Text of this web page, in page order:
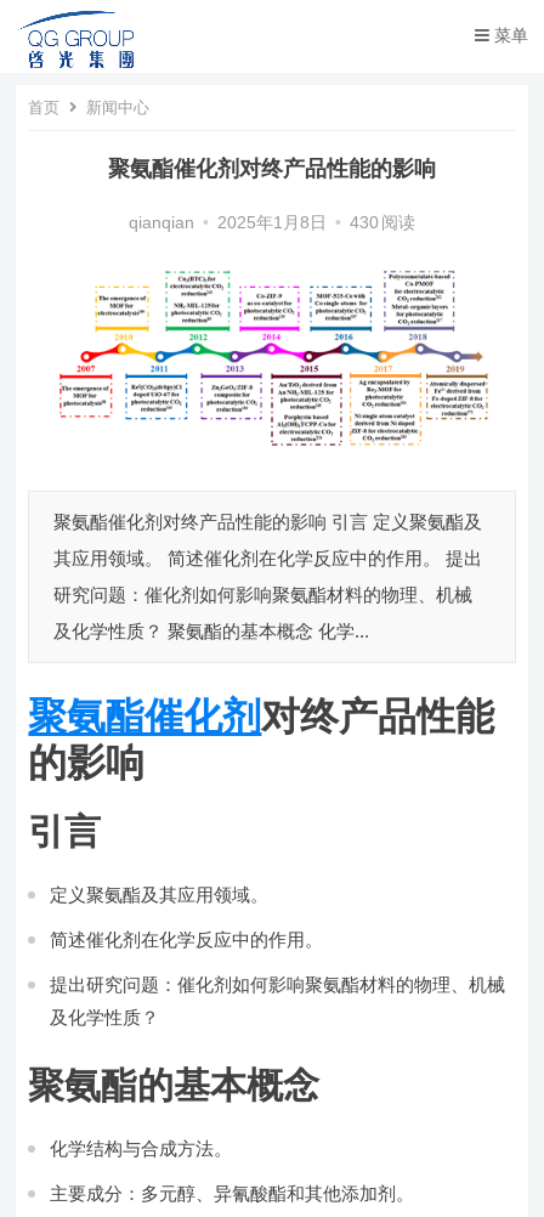
菜单
首页 新闻中心
聚氨酯催化剂对终产品性能的影响
qianqian • 2025年1月8日 • 430 阅读
聚氨酯催化剂对终产品性能的影响 引言 定义聚氨酯及
其应用领域。 简述催化剂在化学反应中的作用。 提出
研究问题：催化剂如何影响聚氨酯材料的物理、机械
及化学性质？ 聚氨酯的基本概念 化学...
聚氨酯催化剂对终产品性能
的影响
引言
定义聚氨酯及其应用领域。
简述催化剂在化学反应中的作用。
提出研究问题：催化剂如何影响聚氨酯材料的物理、机械
及化学性质？
聚氨酯的基本概念
化学结构与合成方法。
主要成分：多元醇、异氰酸酯和其他添加剂。